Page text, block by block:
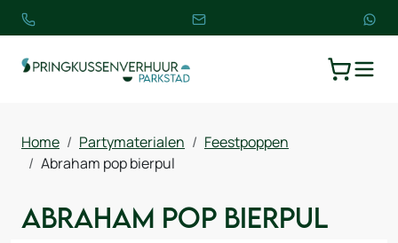
Home Partymaterialen
Feestpoppen
Abraham pop bierpul
Abraham pop bierpul